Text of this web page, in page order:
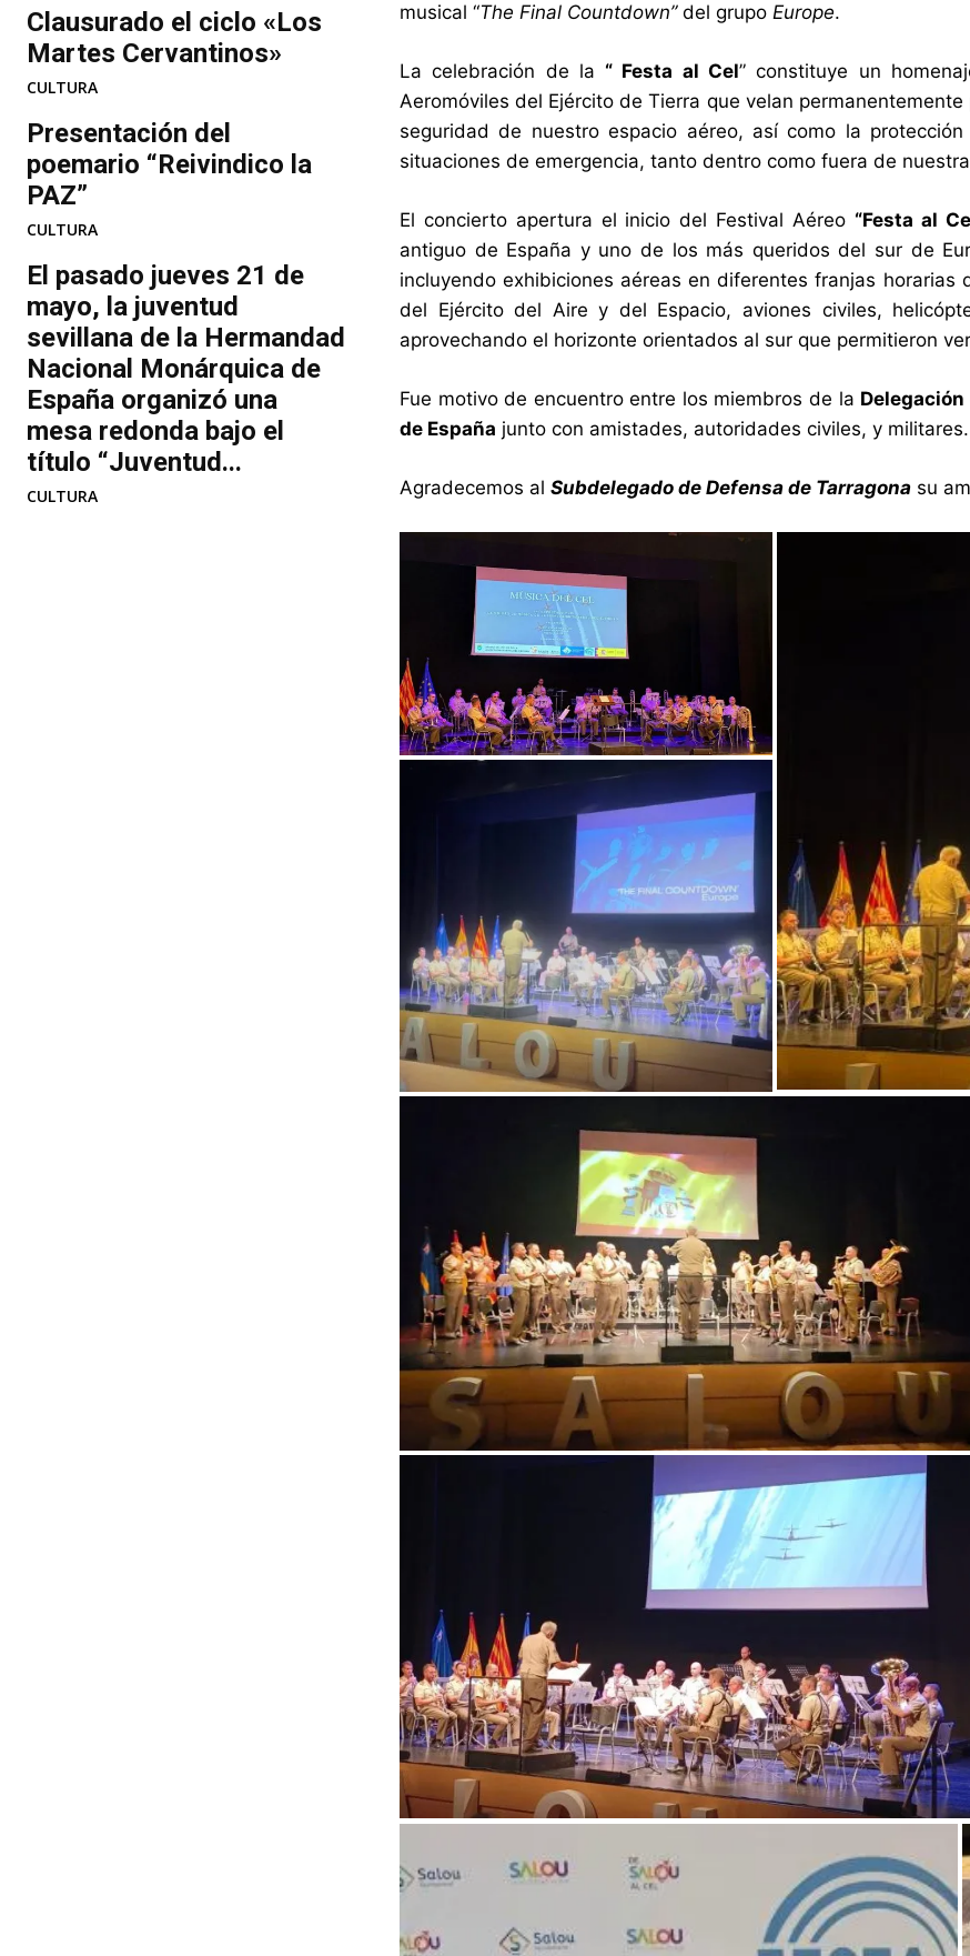
Clausurado el ciclo «Los
Martes Cervantinos»
CULTURA
Presentación del
poemario “Reivindico la
PAZ”
CULTURA
El pasado jueves 21 de
mayo, la juventud
sevillana de la Hermandad
Nacional Monárquica de
España organizó una
mesa redonda bajo el
título “Juventud...
CULTURA
musical “The Final Countdown”del grupo Europe.
La celebración de la “ Festa al Cel” constituye un
Aeromóviles del Ejército de Tierra que velan
seguridad de nuestro espacio aéreo, así como la
situaciones de emergencia, tanto dentro como fuera de
El concierto apertura el inicio del Festival Aéreo “Festa al
antiguo de España y uno de los más queridos del sur de
incluyendo exhibiciones aéreas en diferentes franjas
del Ejército del Aire y del Espacio, aviones civiles,
aprovechando el horizonte orientados al sur que permitieron
Fue motivo de encuentro entre los miembros de la Delegación
de España junto con amistades, autoridades civiles, y militares.
Agradecemos al Subdelegado de Defensa de Tarragona su